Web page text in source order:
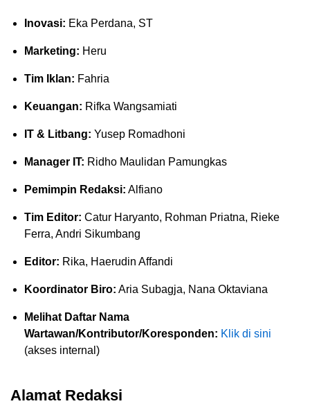
Inovasi: Eka Perdana, ST
Marketing: Heru
Tim Iklan: Fahria
Keuangan: Rifka Wangsamiati
IT & Litbang: Yusep Romadhoni
Manager IT: Ridho Maulidan Pamungkas
Pemimpin Redaksi: Alfiano
Tim Editor: Catur Haryanto, Rohman Priatna, Rieke
Ferra, Andri Sikumbang
Editor: Rika, Haerudin Affandi
Koordinator Biro: Aria Subagja, Nana Oktaviana
Melihat Daftar Nama
Wartawan/Kontributor/Koresponden: Klik di sini
(akses internal)
Alamat Redaksi